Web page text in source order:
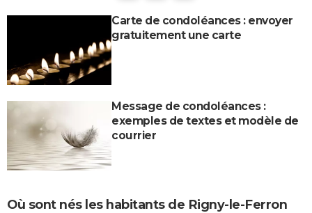
Carte de condoléances : envoyer
gratuitement une carte
Message de condoléances :
exemples de textes et modèle de
courrier
Où sont nés les habitants de Rigny-le-Ferron